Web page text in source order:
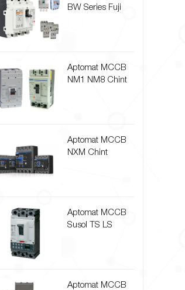
BW Series Fuji
Aptomat MCCB
NM1 NM8 Chint
Aptomat MCCB
NXM Chint
Aptomat MCCB
Susol TS LS
Aptomat MCCB